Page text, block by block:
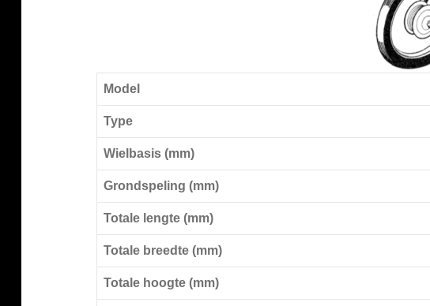
Model
Type
Wielbasis (mm)
Grondspeling (mm)
Totale lengte (mm)
Totale breedte (mm)
Totale hoogte (mm)